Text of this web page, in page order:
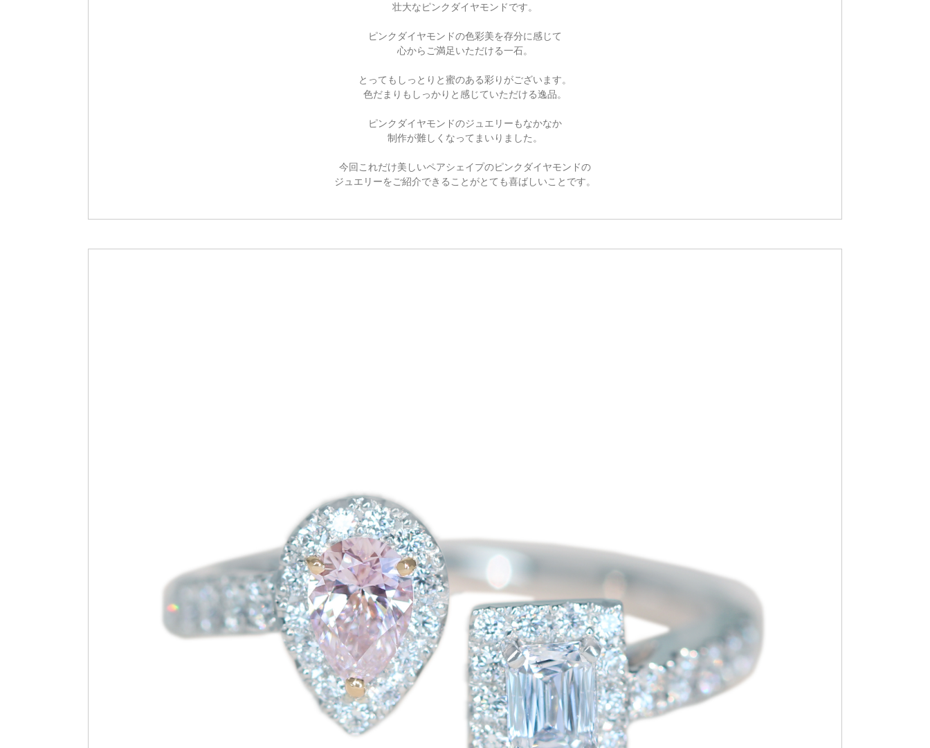
壮大なピンクダイヤモンドです。
ピンクダイヤモンドの色彩美を存分に感じて
心からご満足いただける一石。
とってもしっとりと蜜のある彩りがございます。
色だまりもしっかりと感じていただける逸品。
ピンクダイヤモンドのジュエリーもなかなか
制作が難しくなってまいりました。
今回これだけ美しいペアシェイプのピンクダイヤモンドの
ジュエリーをご紹介できることがとても喜ばしいことです。